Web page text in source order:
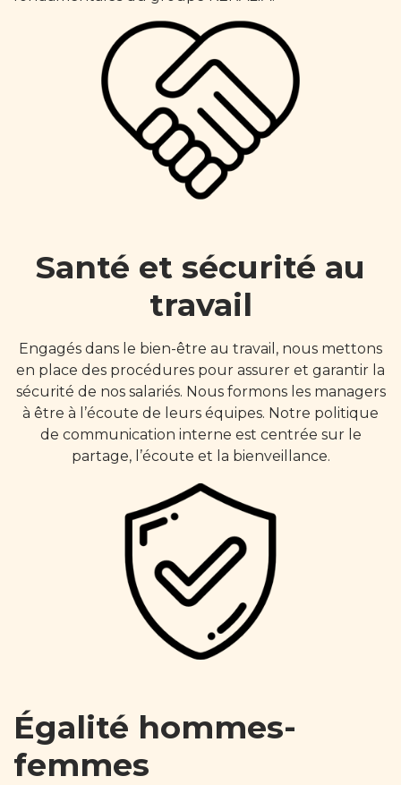
Santé et sécurité au
travail
Engagés dans le bien-être au travail, nous mettons
en place des procédures pour assurer et garantir la
sécurité de nos salariés. Nous formons les managers
à être à l’écoute de leurs équipes. Notre politique
de communication interne est centrée sur le
partage, l’écoute et la bienveillance.
Égalité hommes-
femmes